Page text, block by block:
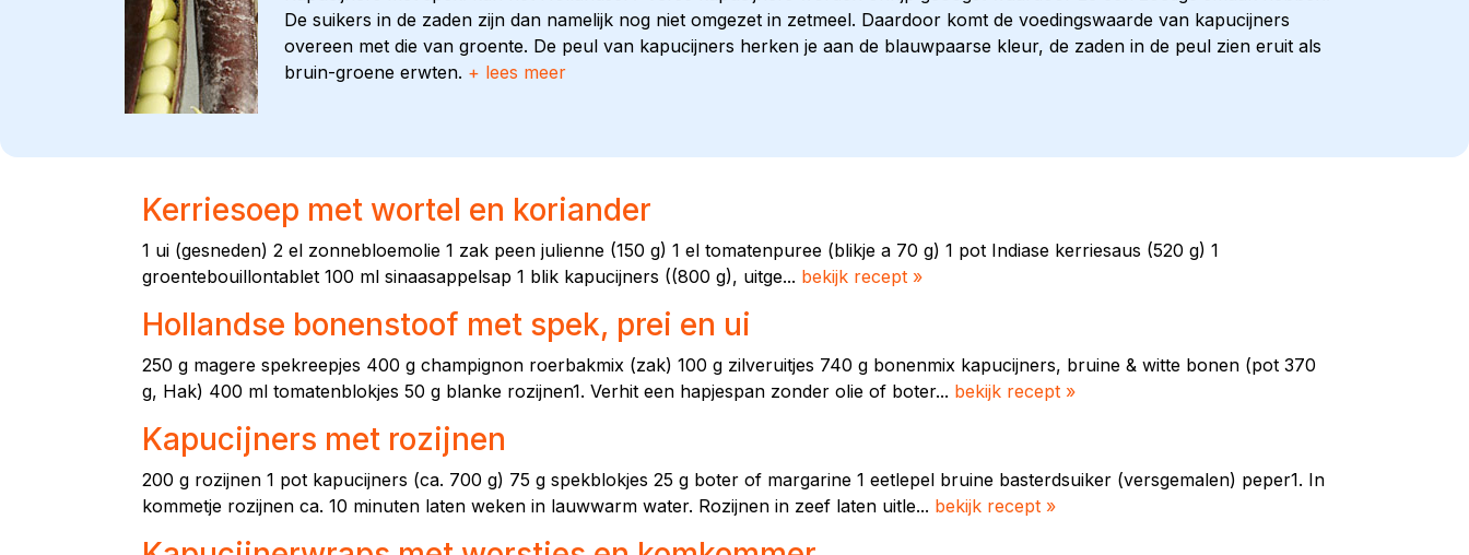
De suikers in de zaden zijn dan namelijk nog niet omgezet in zetmeel. Daardoor komt de voedingswaarde van kapucijners
overeen met die van groente. De peul van kapucijners herken je aan de blauwpaarse kleur, de zaden in de peul zien eruit als
bruin-groene erwten. + lees meer
Kerriesoep met wortel en koriander
1 ui (gesneden) 2 el zonnebloemolie 1 zak peen julienne (150 g) 1 el tomatenpuree (blikje a 70 g) 1 pot Indiase kerriesaus (520 g) 1
groentebouillontablet 100 ml sinaasappelsap 1 blik kapucijners ((800 g), uitge... bekijk recept »
Hollandse bonenstoof met spek, prei en ui
250 g magere spekreepjes 400 g champignon roerbakmix (zak) 100 g zilveruitjes 740 g bonenmix kapucijners, bruine & witte bonen (pot 370
g, Hak) 400 ml tomatenblokjes 50 g blanke rozijnen1. Verhit een hapjespan zonder olie of boter... bekijk recept »
Kapucijners met rozijnen
200 g rozijnen 1 pot kapucijners (ca. 700 g) 75 g spekblokjes 25 g boter of margarine 1 eetlepel bruine basterdsuiker (versgemalen) peper1. In
kommetje rozijnen ca. 10 minuten laten weken in lauwwarm water. Rozijnen in zeef laten uitle... bekijk recept »